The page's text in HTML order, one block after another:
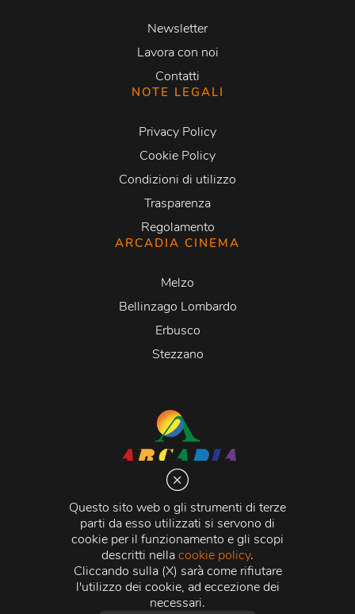
Questo sito web o gli strumenti di terze
parti da esso utilizzati si servono di
cookie per il funzionamento e gli scopi
descritti nellacookie policy.
Cliccando sulla (X) sarà come rifiutare
l'utilizzo dei cookie, ad eccezione dei
necessari.
Newsletter
Lavora con noi
Contatti
NOTE LEGALI
Privacy Policy
Cookie Policy
Condizioni di utilizzo
Trasparenza
Regolamento
ARCADIA CINEMA
Melzo
Bellinzago Lombardo
Erbusco
Stezzano
Via Martiri della Libertà 20066 Melzo (MI)
C.C.I.A.A. - R.E.A di Milano n. 1427910
Registro delle Imprese di Milano n. 338392 -
Fiscale e Partita Iva11015840157 | Capitale Sociale
500.000,00 i.v.
Credits:Crea Informatica S.r.l. 2026 © Tutti i diritti
riservati.